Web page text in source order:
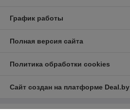
График работы
Полная версия сайта
Политика обработки cookies
Сайт создан на платформе Deal.by